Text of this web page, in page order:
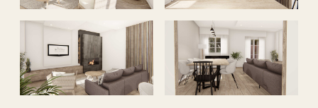
Entre proporciones
Nuestra clienta tenía muy claro que quería una estética